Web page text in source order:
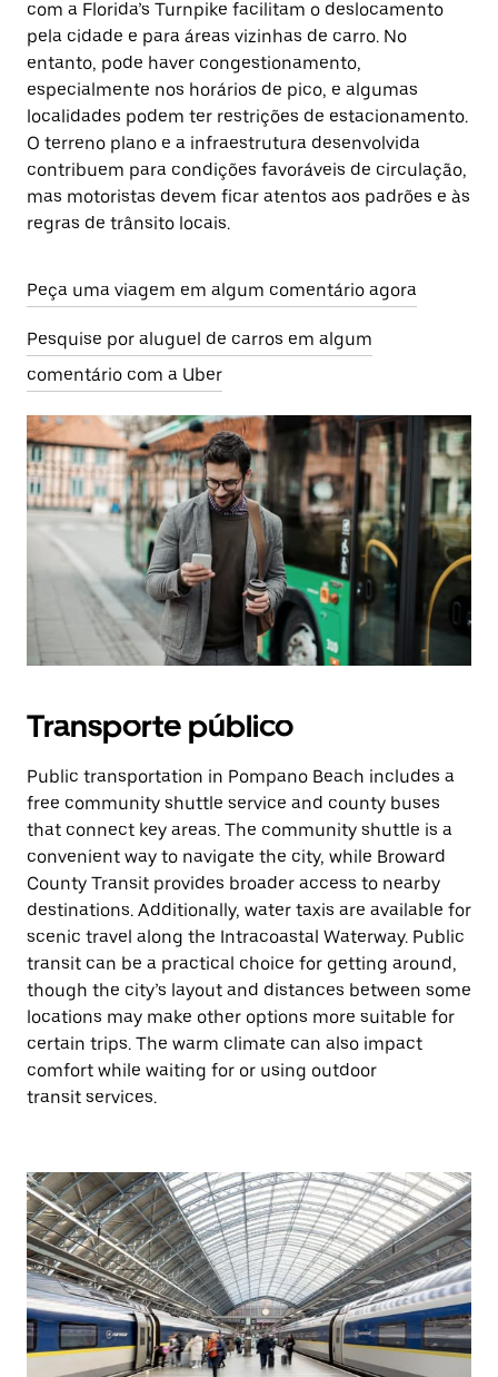
com a Florida’s Turnpike facilitam o deslocamento
pela cidade e para áreas vizinhas de carro. No
entanto, pode haver congestionamento,
especialmente nos horários de pico, e algumas
localidades podem ter restrições de estacionamento.
O terreno plano e a infraestrutura desenvolvida
contribuem para condições favoráveis de circulação,
mas motoristas devem ficar atentos aos padrões e às
regras de trânsito locais.
Peça uma viagem em algum comentário agora
Pesquise por aluguel de carros em algum
comentário com a Uber
Transporte público
Public transportation in Pompano Beach includes a
free community shuttle service and county buses
that connect key areas. The community shuttle is a
convenient way to navigate the city, while Broward
County Transit provides broader access to nearby
destinations. Additionally, water taxis are available for
scenic travel along the Intracoastal Waterway. Public
transit can be a practical choice for getting around,
though the city’s layout and distances between some
locations may make other options more suitable for
certain trips. The warm climate can also impact
comfort while waiting for or using outdoor
transit services.